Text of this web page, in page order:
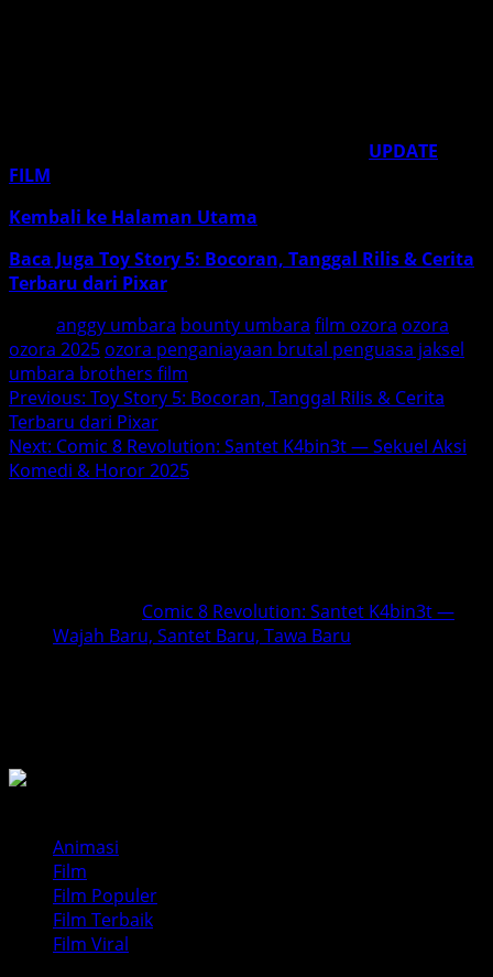
UPDATE
FILM
Kembali ke Halaman Utama
Baca Juga Toy Story 5: Bocoran, Tanggal Rilis & Cerita
Terbaru dari Pixar
anggy umbara bounty umbara film ozora ozora
ozora 2025 ozora penganiayaan brutal penguasa jaksel
umbara brothers film
Post
navigation
Previous: Toy Story 5: Bocoran, Tanggal Rilis & Cerita
Terbaru dari Pixar
Next: Comic 8 Revolution: Santet K4bin3t — Sekuel Aksi
Komedi & Horor 2025
Comic 8 Revolution: Santet K4bin3t —
Wajah Baru, Santet Baru, Tawa Baru
Animasi
Film
Film Populer
Film Terbaik
Film Viral